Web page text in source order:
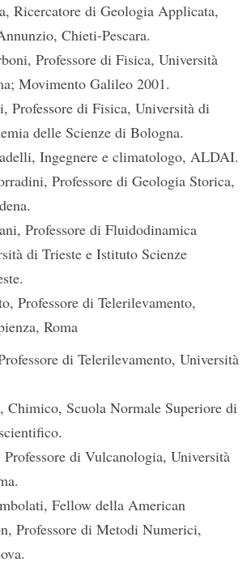
Ricercatore di Geologia Applicata,
Chieti-Pescara.
Professore di Fisica, Università
Movimento Galileo 2001.
Professore di Fisica, Università di
delle Scienze di Bologna.
Ingegnere e climatologo, ALDAI.
Professore di Geologia Storica,
Professore di Fluidodinamica
di Trieste e Istituto Scienze
Professore di Telerilevamento,
Roma
di Telerilevamento, Università
Chimico, Scuola Normale Superiore di
di Vulcanologia, Università
Fellow della American
Professore di Metodi Numerici,